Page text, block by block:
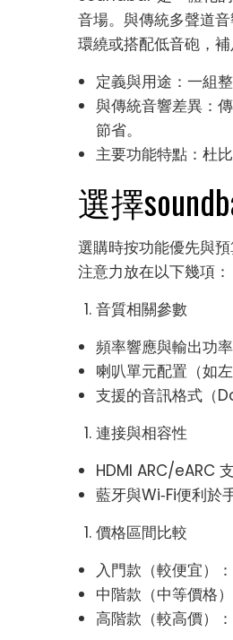
音場。與傳統多聲道
環繞或搭配低音砲，補
定義與用途：一組
與傳統音響差異：
節省。
主要功能特點：杜
選擇
選購時按功能優先與
注意力放在以下幾項：
音質相關參數
頻率響應與輸出功
喇叭單元配置（如
支援的音訊格式（
連接與相容性
HDMI ARC/eARC
藍牙與Wi‑Fi便利於
價格區間比較
入門款（較便宜）
中階款（中等價格
高階款（較高價）